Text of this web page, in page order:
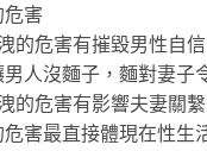
害
危害有摧毀男性自信
沒麵子，麵對妻子令
危害有影響夫妻關繫
最直接體現在性生活